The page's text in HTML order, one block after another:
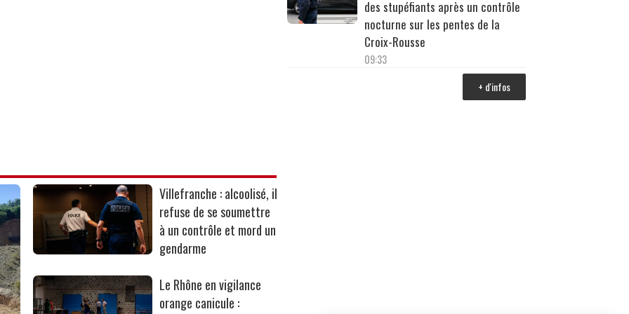
Villefranche : alcoolisé, il
refuse de se soumettre
à un contrôle et mord un
gendarme
Le Rhône en vigilance
orange canicule :
des stupéfiants après un contrôle
nocturne sur les pentes de la
Croix-Rousse
09:33
+ d'infos